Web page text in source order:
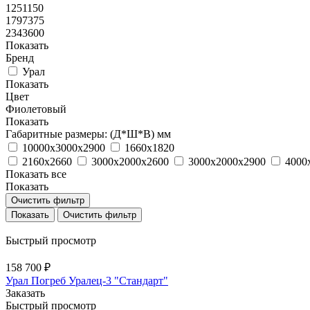
1251150
1797375
2343600
Показать
Бренд
Урал
Показать
Цвет
Фиолетовый
Показать
Габаритные размеры: (Д*Ш*В) мм
10000х3000x2900
1660x1820
2160x2660
3000х2000x2600 3000х2000x2900
Показать все
Показать
Очистить фильтр
Очистить фильтр
Быстрый просмотр
158 700 ₽
Урал Погреб Уралец-3 "Стандарт"
Заказать
Быстрый просмотр